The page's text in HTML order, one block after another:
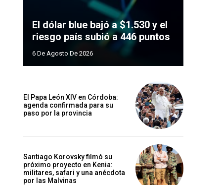
El dólar blue bajó a $1.530 y el
riesgo país subió a 446 puntos
6 De Agosto De 2026
El Papa León XIV en Córdoba:
agenda confirmada para su
paso por la provincia
Santiago Korovsky filmó su
próximo proyecto en Kenia:
militares, safari y una anécdota
por las Malvinas